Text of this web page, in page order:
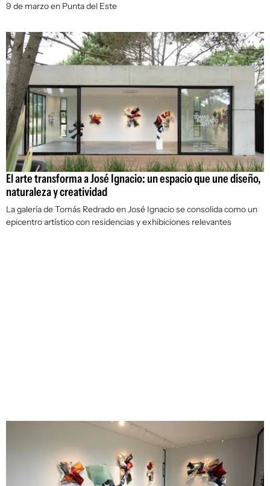
9 de marzo en Punta del Este
El arte transforma a José Ignacio: un espacio que une diseño,
naturaleza y creatividad
La galería de Tomás Redrado en José Ignacio se consolida como un
epicentro artístico con residencias y exhibiciones relevantes